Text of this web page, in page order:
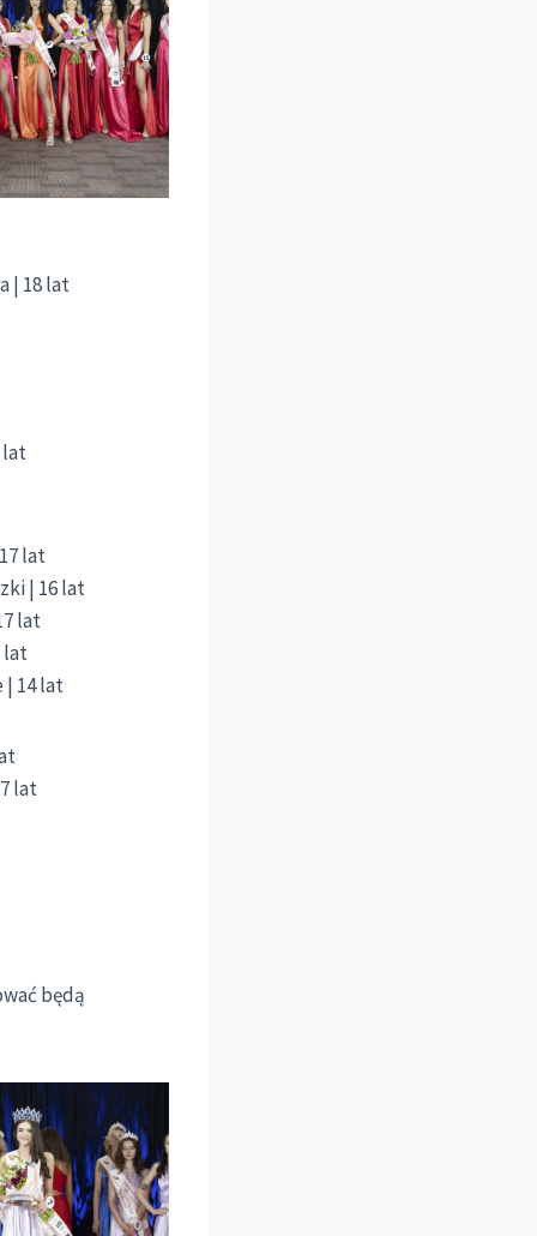
| 18 lat
lat
lat
| 16 lat
lat
lat
| 14 lat
lat
będą